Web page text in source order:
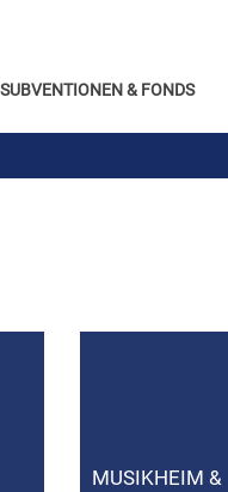
SUBVENTIONEN & FONDS
MUSIKHEIM &